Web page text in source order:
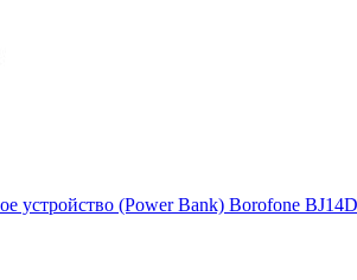
устройство (Power Bank) Borofone